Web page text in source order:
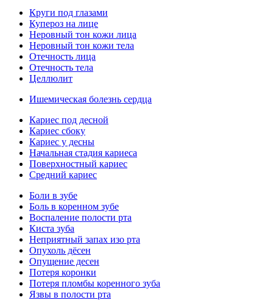
Круги под глазами
Купероз на лице
Неровный тон кожи лица
Неровный тон кожи тела
Отечность лица
Отечность тела
Целлюлит
Ишемическая болезнь сердца
Кариес под десной
Кариес сбоку
Кариес у десны
Начальная стадия кариеса
Поверхностный кариес
Средний кариес
Боли в зубе
Боль в коренном зубе
Воспаление полости рта
Киста зуба
Неприятный запах изо рта
Опухоль дёсен
Опущение десен
Потеря коронки
Потеря пломбы коренного зуба
Язвы в полости рта